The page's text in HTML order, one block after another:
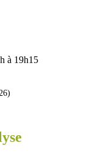
à 19h15